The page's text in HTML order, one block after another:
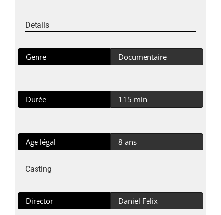
Details
Genre Documentaire
Durée 115 min
Age légal 8 ans
Casting
Director Daniel Felix